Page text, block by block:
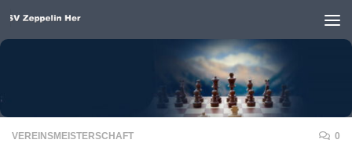
Unter dem Inhalt
VEREINSMEISTERSCHAFT 0